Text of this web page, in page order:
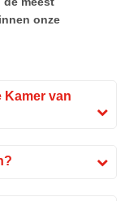
onze
Kamer van